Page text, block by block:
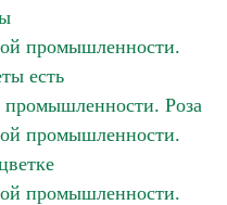
промышленности.
есть
промышленности. Роза
промышленности.
промышленности.